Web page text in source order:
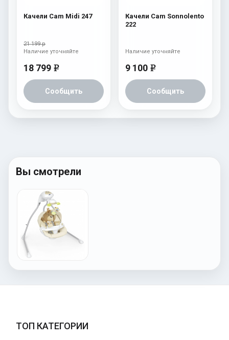
Качели Cam Midi 247
21 199 р
18 799 e
Сообщить
Наличие уточняйте
Качели Cam Sonnolento
222
9 100 e
Сообщить
Наличие уточняйте
Вы смотрели
ТОП КАТЕГОРИИ